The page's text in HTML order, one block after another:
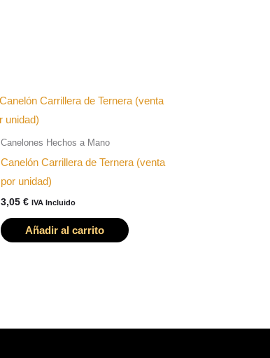
Canelones Hechos a Mano
Canelón Carrillera de Ternera (venta
por unidad)
3,05€ IVA Incluido
Añadir al carrito